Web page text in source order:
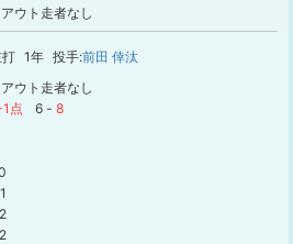
アウト走者なし
1年 投手:前田 倖汰
アウト走者なし
点
6 - 8